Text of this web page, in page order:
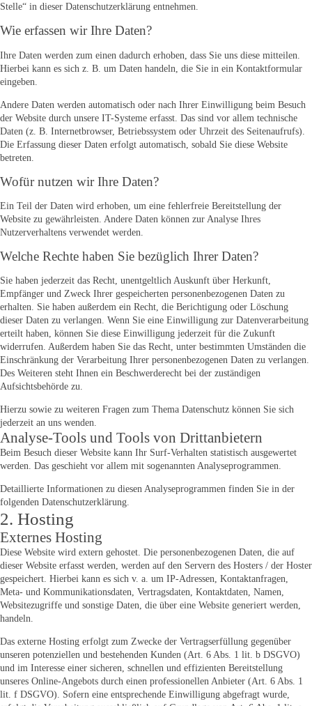
Stelle“ in dieser Datenschutzerklärung entnehmen.
Wie erfassen wir Ihre Daten?
Ihre Daten werden zum einen dadurch erhoben, dass Sie uns diese mitteilen.
Hierbei kann es sich z. B. um Daten handeln, die Sie in ein Kontaktformular
eingeben.
Andere Daten werden automatisch oder nach Ihrer Einwilligung beim Besuch
der Website durch unsere IT-Systeme erfasst. Das sind vor allem technische
Daten (z. B. Internetbrowser, Betriebssystem oder Uhrzeit des Seitenaufrufs).
Die Erfassung dieser Daten erfolgt automatisch, sobald Sie diese Website
betreten.
Wofür nutzen wir Ihre Daten?
Ein Teil der Daten wird erhoben, um eine fehlerfreie Bereitstellung der
Website zu gewährleisten. Andere Daten können zur Analyse Ihres
Nutzerverhaltens verwendet werden.
Welche Rechte haben Sie bezüglich Ihrer Daten?
Sie haben jederzeit das Recht, unentgeltlich Auskunft über Herkunft,
Empfänger und Zweck Ihrer gespeicherten personenbezogenen Daten zu
erhalten. Sie haben außerdem ein Recht, die Berichtigung oder Löschung
dieser Daten zu verlangen. Wenn Sie eine Einwilligung zur Datenverarbeitung
erteilt haben, können Sie diese Einwilligung jederzeit für die Zukunft
widerrufen. Außerdem haben Sie das Recht, unter bestimmten Umständen die
Einschränkung der Verarbeitung Ihrer personenbezogenen Daten zu verlangen.
Des Weiteren steht Ihnen ein Beschwerderecht bei der zuständigen
Aufsichtsbehörde zu.
Hierzu sowie zu weiteren Fragen zum Thema Datenschutz können Sie sich
jederzeit an uns wenden.
Analyse-Tools und Tools von Dritt­anbietern
Beim Besuch dieser Website kann Ihr Surf-Verhalten statistisch ausgewertet
werden. Das geschieht vor allem mit sogenannten Analyseprogrammen.
Detaillierte Informationen zu diesen Analyseprogrammen finden Sie in der
folgenden Datenschutzerklärung.
2. Hosting
Externes Hosting
Diese Website wird extern gehostet. Die personenbezogenen Daten, die auf
dieser Website erfasst werden, werden auf den Servern des Hosters / der Hoster
gespeichert. Hierbei kann es sich v. a. um IP-Adressen, Kontaktanfragen,
Meta- und Kommunikationsdaten, Vertragsdaten, Kontaktdaten, Namen,
Websitezugriffe und sonstige Daten, die über eine Website generiert werden,
handeln.
Das externe Hosting erfolgt zum Zwecke der Vertragserfüllung gegenüber
unseren potenziellen und bestehenden Kunden (Art. 6 Abs. 1 lit. b DSGVO)
und im Interesse einer sicheren, schnellen und effizienten Bereitstellung
unseres Online-Angebots durch einen professionellen Anbieter (Art. 6 Abs. 1
lit. f DSGVO). Sofern eine entsprechende Einwilligung abgefragt wurde,